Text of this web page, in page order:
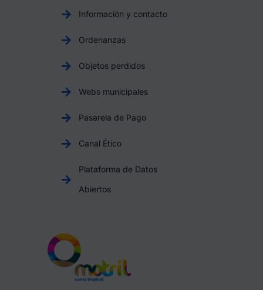
Información y contacto
Ordenanzas
Objetos perdidos
Webs municipales
Pasarela de Pago
Canal Ético
Plataforma de Datos
Abiertos